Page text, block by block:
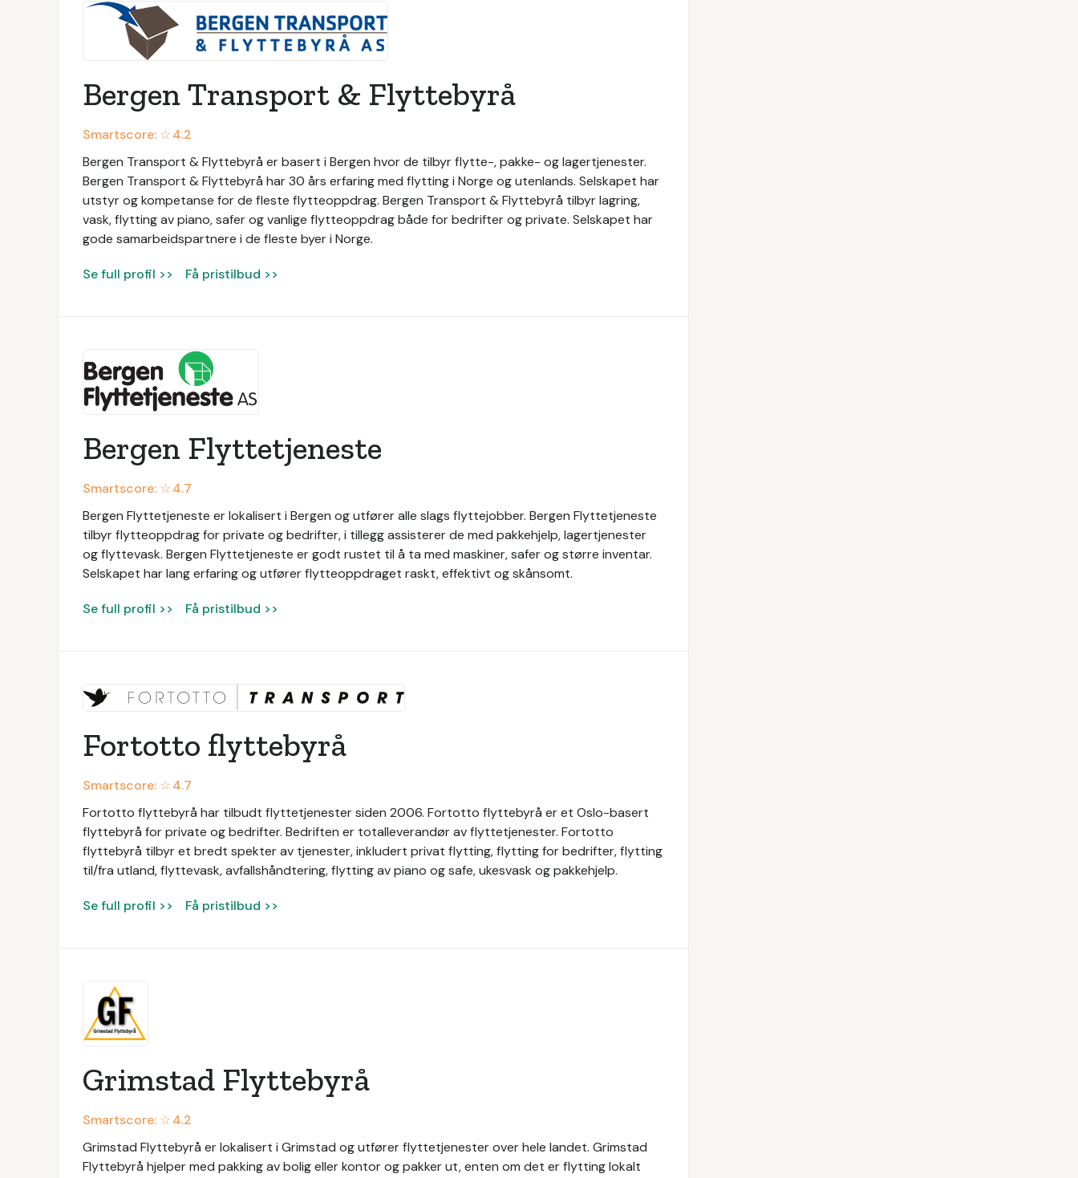
Bergen Transport & Flyttebyrå
Smartscore: ☆4.2
Bergen Transport & Flyttebyrå er basert i Bergen hvor de tilbyr flytte-, pakke- og lagertjenester.
Bergen Transport & Flyttebyrå har 30 års erfaring med flytting i Norge og utenlands. Selskapet har
utstyr og kompetanse for de fleste flytteoppdrag. Bergen Transport & Flyttebyrå tilbyr lagring,
vask, flytting av piano, safer og vanlige flytteoppdrag både for bedrifter og private. Selskapet har
gode samarbeidspartnere i de fleste byer i Norge.
Se full profil >> Få pristilbud >>
Bergen Flyttetjeneste
Smartscore: ☆4.7
Bergen Flyttetjeneste er lokalisert i Bergen og utfører alle slags flyttejobber. Bergen Flyttetjeneste
tilbyr flytteoppdrag for private og bedrifter, i tillegg assisterer de med pakkehjelp, lagertjenester
og flyttevask. Bergen Flyttetjeneste er godt rustet til å ta med maskiner, safer og større inventar.
Selskapet har lang erfaring og utfører flytteoppdraget raskt, effektivt og skånsomt.
Se full profil >> Få pristilbud >>
Fortotto flyttebyrå
Smartscore: ☆4.7
Fortotto flyttebyrå har tilbudt flyttetjenester siden 2006. Fortotto flyttebyrå er et Oslo-basert
flyttebyrå for private og bedrifter. Bedriften er totalleverandør av flyttetjenester. Fortotto
flyttebyrå tilbyr et bredt spekter av tjenester, inkludert privat flytting, flytting for bedrifter, flytting
til/fra utland, flyttevask, avfallshåndtering, flytting av piano og safe, ukesvask og pakkehjelp.
Se full profil >> Få pristilbud >>
Grimstad Flyttebyrå
Smartscore: ☆4.2
Grimstad Flyttebyrå er lokalisert i Grimstad og utfører flyttetjenester over hele landet. Grimstad
Flyttebyrå hjelper med pakking av bolig eller kontor og pakker ut, enten om det er flytting lokalt